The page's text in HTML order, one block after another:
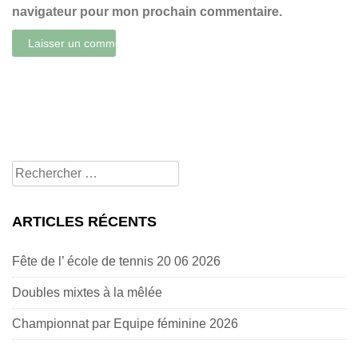
navigateur pour mon prochain commentaire.
Rechercher
pour:
ARTICLES RÉCENTS
Fête de l’ école de tennis 20 06 2026
Doubles mixtes à la mêlée
Championnat par Equipe féminine 2026